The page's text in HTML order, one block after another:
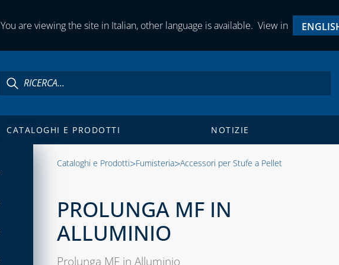
You are viewing the site in Italian, other language is available. View in
CATALOGHI E PRODOTTI NOTIZIE
Cataloghi e Prodotti>Fumisteria>Accessori per Stufe a Pellet
PROLUNGA MF IN
ALLUMINIO
Prolunga MF in Alluminio